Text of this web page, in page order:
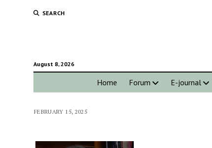
SEARCH
August 8, 2026
Home Forum E-journal
FEBRUARY 15, 2025